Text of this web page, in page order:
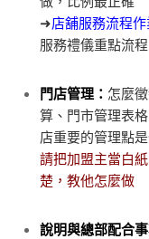
➜店舖服務流程
服務禮儀重點流程
門店管理： 怎麼
算、門市管理表
店重要的管理點
請把加盟主當白
楚，教他怎麼做
說明與總部配合